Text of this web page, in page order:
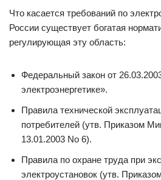
Что касается требований по
России существует богатая
регулирующая эту область:
Федеральный закон от
электроэнергетике».
Правила технической
потребителей (утв. Приказом
13.01.2003 No 6).
Правила по охране труда при
электроустановок (утв.